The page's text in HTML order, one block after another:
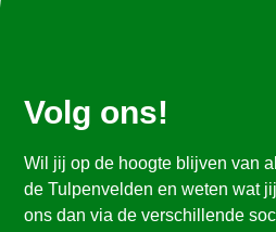
Volg ons!
Wil jij op de hoogte blijven van
de Tulpenvelden en weten wat
ons dan via de verschillende